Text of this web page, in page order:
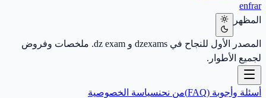
enfrar
المظهر
المصدر الأول للنجاح في dzexams و dz exam. ملخصات وفروض
لجميع الأطوار.
أسئلة وأجوبة (FAQ) من نحنسياسة الخصوصية